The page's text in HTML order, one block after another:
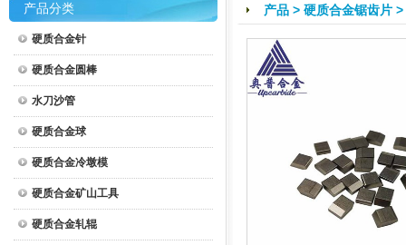
产品分类
硬质合金针
硬质合金圆棒
水刀沙管
硬质合金球
硬质合金冷墩模
硬质合金矿山工具
硬质合金轧辊
产品 > 硬质合金锯齿片 >